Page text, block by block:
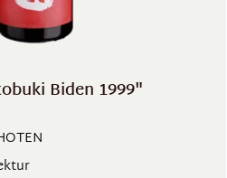
Biden 1999"